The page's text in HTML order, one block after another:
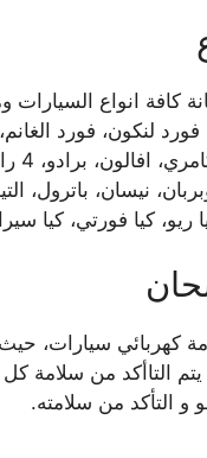
كافة انواع السيارات
فورد لنكون، فورد
نيسان، باترول،
ريو، كيا فورتي، كيا
سيارات،
التاأكد من سلامة كل
و التأكد من سلامته.